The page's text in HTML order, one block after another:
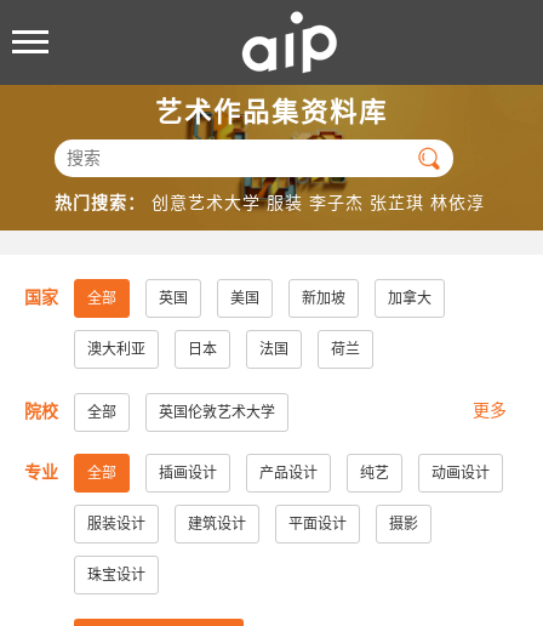
艺术作品集资料库

热门搜索： 创意艺术大学 服装 李子杰 张芷琪 林依淳
国家 全部 英国 美国 新加坡 加拿大
澳大利亚 日本 法国 荷兰
院校 全部 英国伦敦艺术大学
美国加州大学洛杉矶分校 美国加州大学圣地亚哥分校
美国纽约视觉艺术学院 美国帕森斯设计学院
美国艺术中心设计学院
美国纽约普瑞特艺术学院
更多
专业 全部 插画设计 产品设计 纯艺 动画设计
服装设计 建筑设计 平面设计 摄影
珠宝设计